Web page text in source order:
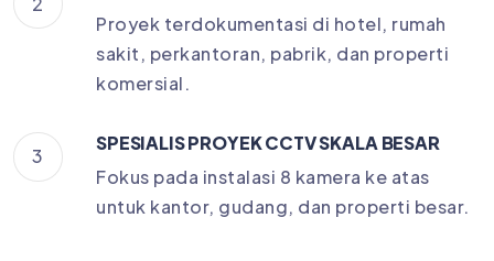
Proyek terdokumentasi di hotel, rumah
sakit, perkantoran, pabrik, dan properti
komersial.
3
SPESIALIS PROYEK CCTV SKALA BESAR
Fokus pada instalasi 8 kamera ke atas
untuk kantor, gudang, dan properti besar.